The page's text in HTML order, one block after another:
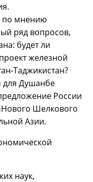
по мнению
ряд вопросов,
будет ли
железной
Таджикистан?
для Душанбе
России
Шелкового
Азии.
наук,